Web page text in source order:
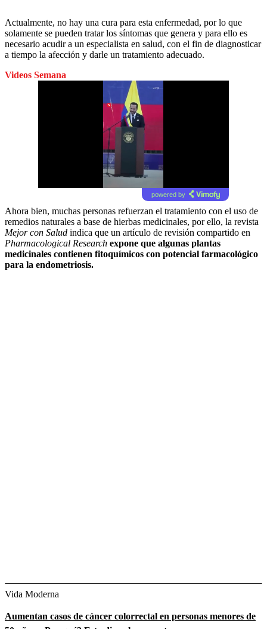
Actualmente, no hay una cura para esta enfermedad, por lo que
solamente se pueden tratar los síntomas que genera y para ello es
necesario acudir a un especialista en salud, con el fin de diagnosticar
a tiempo la afección y darle un tratamiento adecuado.
Videos Semana
powered by
Ahora bien, muchas personas refuerzan el tratamiento con el uso de
remedios naturales a base de hierbas medicinales, por ello, la revista
Mejor con Salud indica que un artículo de revisión compartido en
Pharmacological Research expone que algunas plantas
medicinales contienen fitoquímicos con potencial farmacológico
para la endometriosis.
Vida Moderna
Aumentan casos de cáncer colorrectal en personas menores de